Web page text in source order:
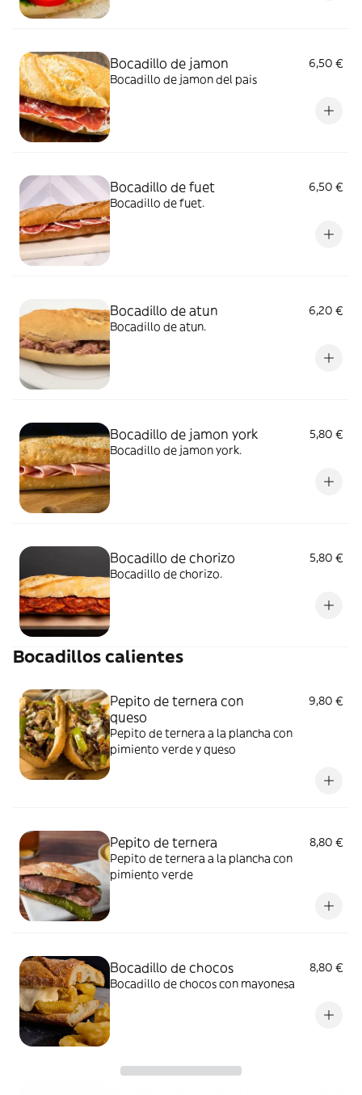
Bocadillo de jamon
6,50 €
Bocadillo de jamon del pais
Bocadillo de fuet
6,50 €
Bocadillo de fuet.
Bocadillo de atun
6,20 €
Bocadillo de atun.
Bocadillo de jamon york
5,80 €
Bocadillo de jamon york.
Bocadillo de chorizo
5,80 €
Bocadillo de chorizo.
Bocadillos calientes
Pepito de ternera con
queso
9,80 €
Pepito de ternera a la plancha con
pimiento verde y queso
Pepito de ternera
8,80 €
Pepito de ternera a la plancha con
pimiento verde
Bocadillo de chocos
8,80 €
Bocadillo de chocos con mayonesa